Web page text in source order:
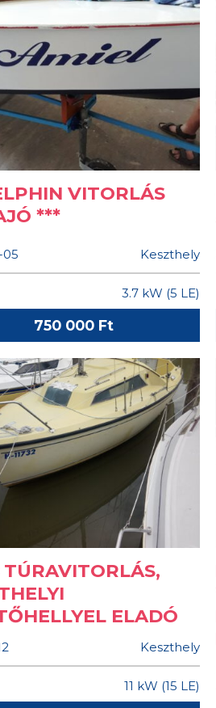
VITORLÁS
***
Keszthely
3.7 kW (5 LE)
750 000 Ft
TÚRAVITORLÁS,
ELADÓ
Keszthely
11 kW (15 LE)